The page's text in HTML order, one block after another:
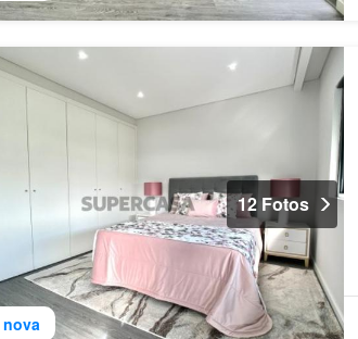
nova
12 Fotos